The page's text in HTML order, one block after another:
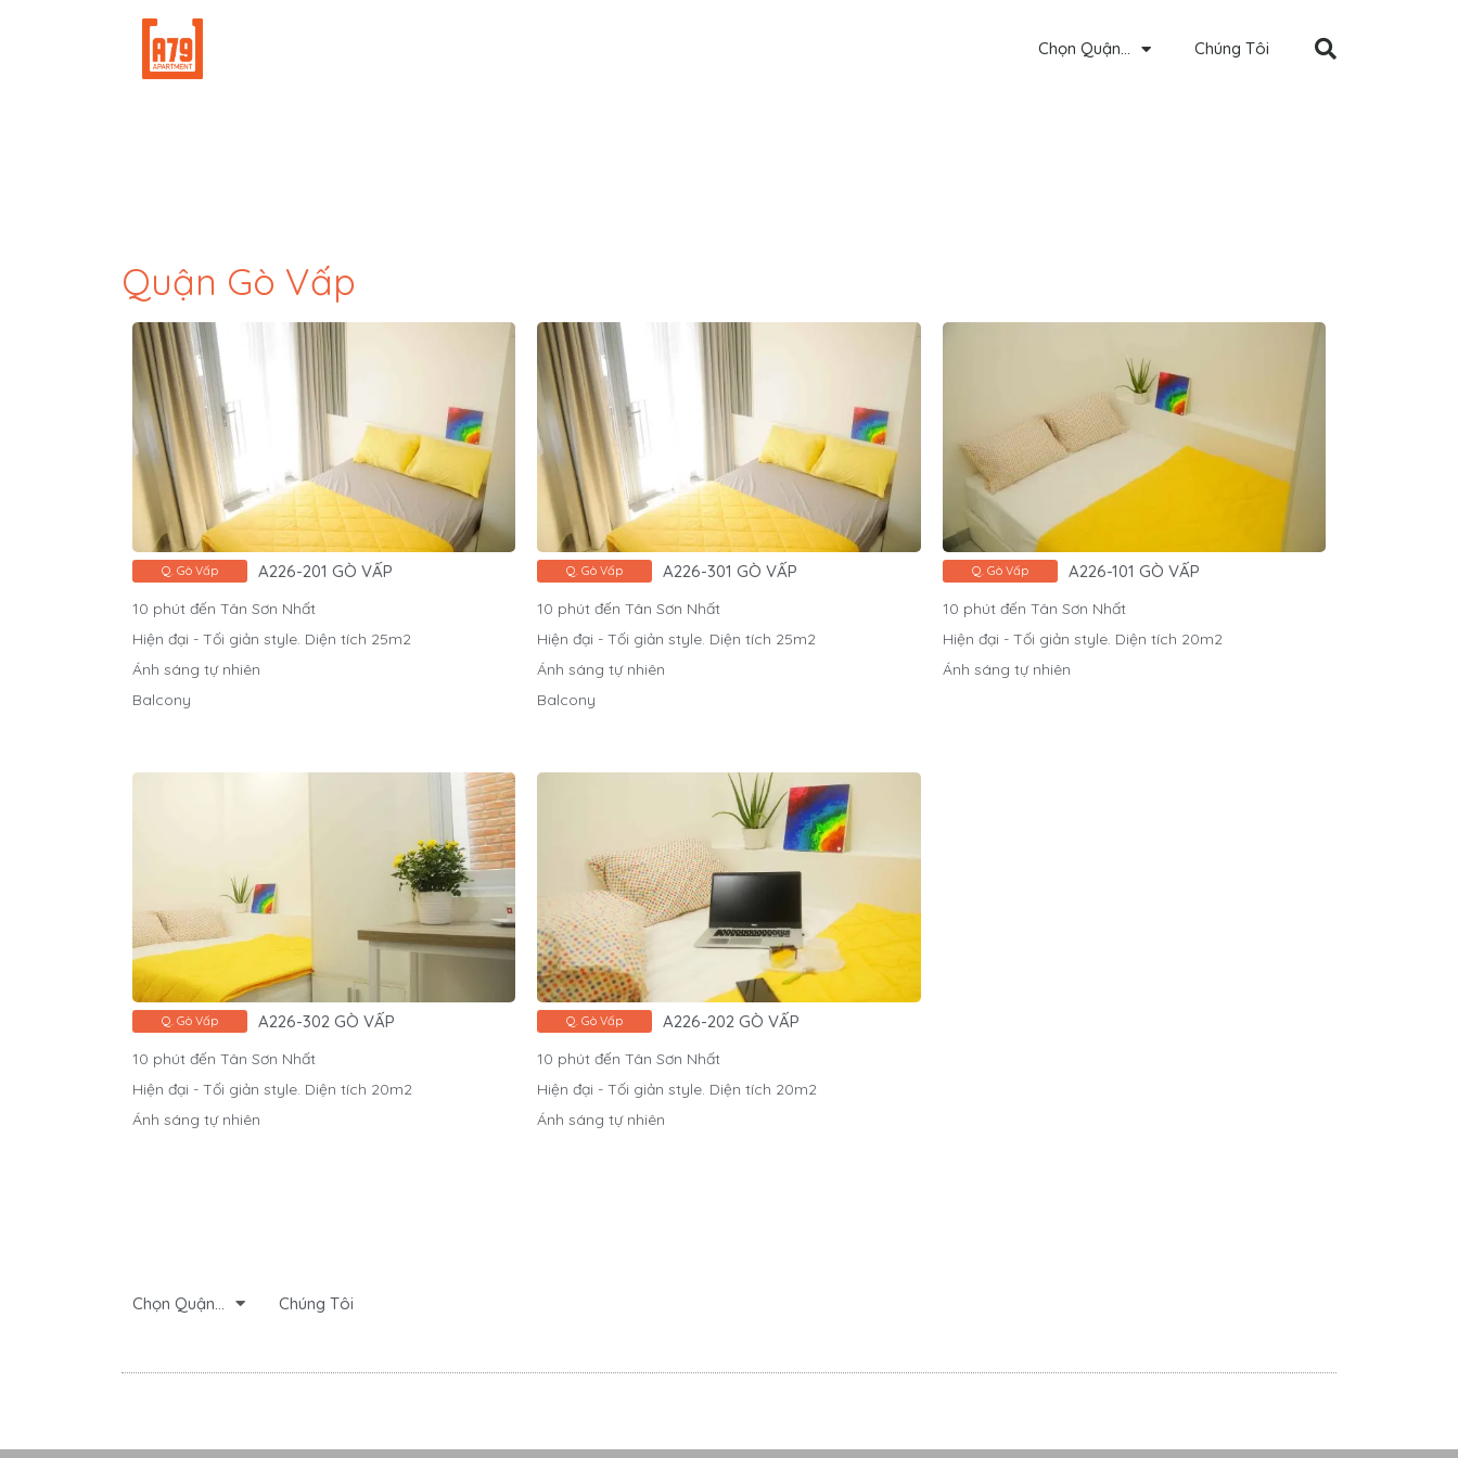
Chọn Quận… Chúng Tôi
Quận Gò Vấp
Q. Gò Vấp A226-201 GÒ VẤP
10 phút đến Tân Sơn Nhất
Hiện đại - Tối giản style. Diện tích 25m2
Ánh sáng tự nhiên
Balcony
Q. Gò Vấp A226-301 GÒ VẤP
10 phút đến Tân Sơn Nhất
Hiện đại - Tối giản style. Diện tích 25m2
Ánh sáng tự nhiên
Balcony
Q. Gò Vấp A226-101 GÒ VẤP
10 phút đến Tân Sơn Nhất
Hiện đại - Tối giản style. Diện tích 20m2
Ánh sáng tự nhiên
Q. Gò Vấp A226-302 GÒ VẤP
10 phút đến Tân Sơn Nhất
Hiện đại - Tối giản style. Diện tích 20m2
Ánh sáng tự nhiên
Q. Gò Vấp A226-202 GÒ VẤP
10 phút đến Tân Sơn Nhất
Hiện đại - Tối giản style. Diện tích 20m2
Ánh sáng tự nhiên
Chọn Quận… Chúng Tôi